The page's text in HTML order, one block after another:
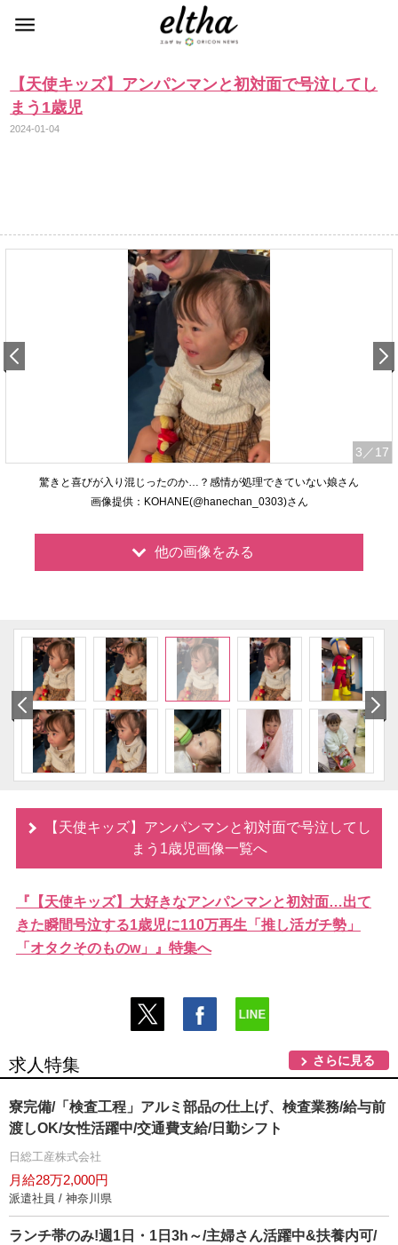
【天使キッズ】アンパンマンと初対面で号泣してし
まう1歳児
2024-01-04
3 ／17
驚きと喜びが入り混じったのか…？感情が処理できていない娘さん
画像提供：KOHANE(@hanechan_0303)さん
他の画像をみる
【天使キッズ】アンパンマンと初対面で号泣してし
まう1歳児画像一覧へ
『【天使キッズ】大好きなアンパンマンと初対面…出て
きた瞬間号泣する1歳児に110万再生「推し活ガチ勢」
「オタクそのものw」』特集へ
求人特集 さらに見る
寮完備/「検査工程」アルミ部品の仕上げ、検査業務/給与前
渡しOK/女性活躍中/交通費支給/日勤シフト
日総工産株式会社
月給28万2,000円
派遣社員 / 神奈川県
ランチ帯のみ!週1日・1日3h～/主婦さん活躍中&扶養内可/